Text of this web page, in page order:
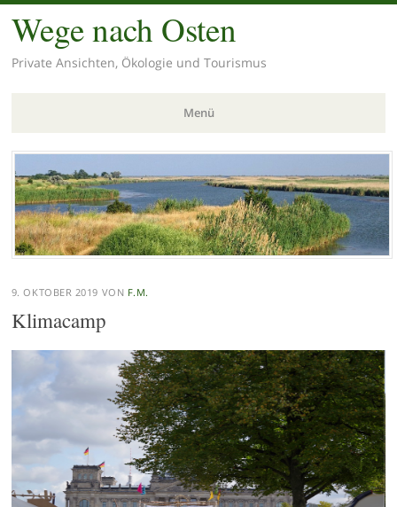
Wege nach Osten
Private Ansichten, Ökologie und Tourismus
Menü
Zum
Inhalt
springen
9. OKTOBER 2019 VON F.M.
Klimacamp